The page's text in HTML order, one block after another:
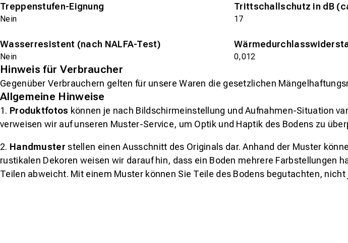
Treppenstufen-Eignung
Nein
Trittschallschutz in dB
17
Wasserresistent (nach NALFA-Test)
Nein 0,012
Hinweis für Verbraucher
Gegenüber Verbrauchern gelten für unsere Waren die gesetzlichen
Allgemeine Hinweise
1. Produktfotos können je nach Bildschirmeinstellung und Aufnahmen-Situation
verweisen wir auf unseren Muster-Service, um Optik und Haptik des Bodens zu
2. Handmuster stellen einen Ausschnitt des Originals dar. Anhand der Muster
rustikalen Dekoren weisen wir darauf hin, dass ein Boden mehrere Farbstellungen
Teilen abweicht. Mit einem Muster können Sie Teile des Bodens begutachten,